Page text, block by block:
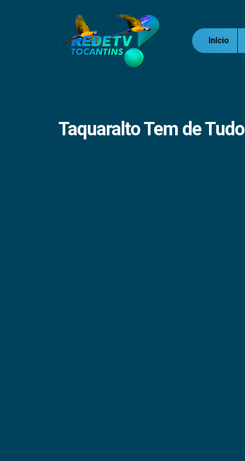
Início
Taquaralto Tem de Tudo